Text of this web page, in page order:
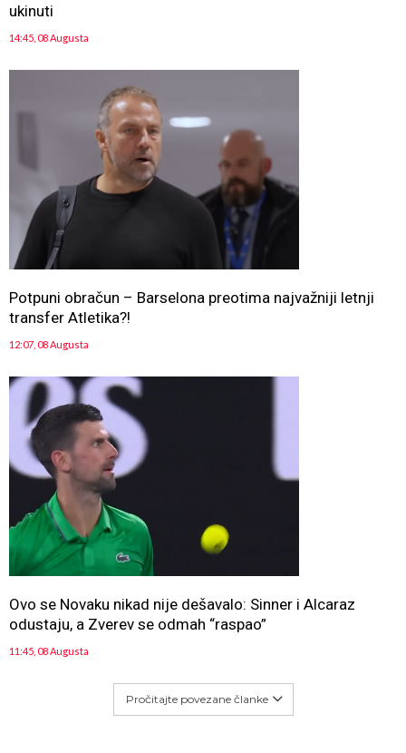
ukinuti
14:45, 08 Augusta
Potpuni obračun – Barselona preotima najvažniji letnji
transfer Atletika?!
12:07, 08 Augusta
Ovo se Novaku nikad nije dešavalo: Sinner i Alcaraz
odustaju, a Zverev se odmah “raspao”
11:45, 08 Augusta
Pročitajte povezane članke